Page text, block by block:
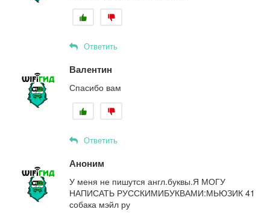
Ответить
Валентин
Спасибо вам
Ответить
Аноним
У меня не пишутся англ.буквы.Я МОГУ
НАПИСАТЬ РУССКИМИБУКВАМИ:МЬЮЗИК 41
собака мэйл ру